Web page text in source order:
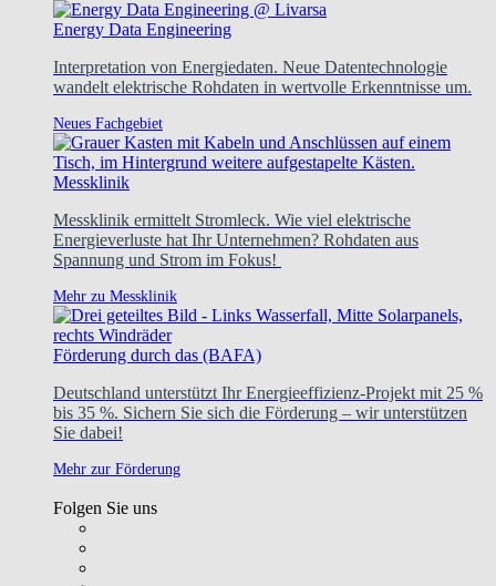
Energy Data Engineering
Interpretation von Energiedaten. Neue Datentechnologie
wandelt elektrische Rohdaten in wertvolle Erkenntnisse um.
Neues Fachgebiet
Messklinik
Messklinik ermittelt Stromleck. Wie viel elektrische
Energieverluste hat Ihr Unternehmen? Rohdaten aus
Spannung und Strom im Fokus!
Mehr zu Messklinik
Förderung durch das (BAFA)
Deutschland unterstützt Ihr Energieeffizienz-Projekt mit 25 %
bis 35 %. Sichern Sie sich die Förderung – wir unterstützen
Sie dabei!
Mehr zur Förderung
Folgen Sie uns